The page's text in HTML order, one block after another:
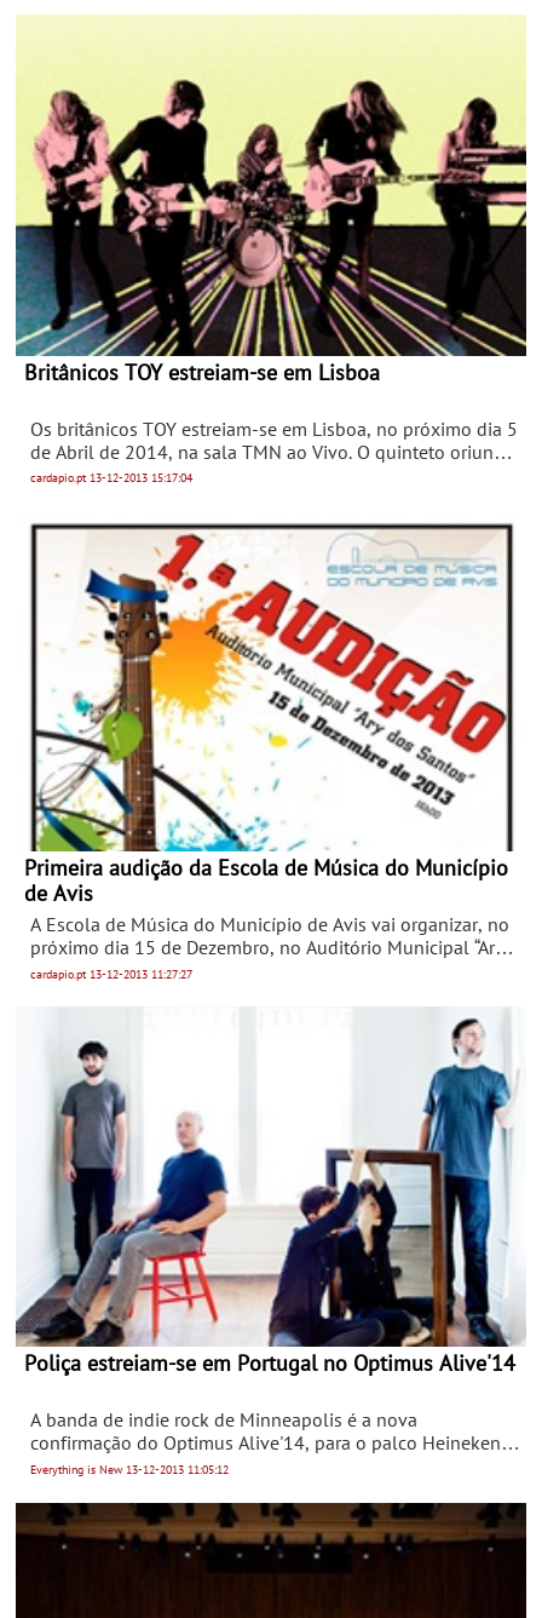
Britânicos TOY estreiam-se em Lisboa
Os britânicos TOY estreiam-se em Lisboa, no próximo dia 5
de Abril de 2014, na sala TMN ao Vivo. O quinteto oriundo
de Brighton traz até à capital o seu mais recente registo de
9 deste mês.
cardapio.pt 13-12-2013 15:17:04
Primeira audição da Escola de Música do Município
de Avis
A Escola de Música do Município de Avis vai organizar, no
próximo dia 15 de Dezembro, no Auditório Municipal “Ary
dos Santos”, a sua Primeira Audição.
cardapio.pt 13-12-2013 11:27:27
Poliça estreiam-se em Portugal no Optimus Alive'14
A banda de indie rock de Minneapolis é a nova
confirmação do Optimus Alive'14, para o palco Heineken.
Os norte-americanos vão ter estreia absoluta em Portugal
Everything is New 13-12-2013 11:05:12